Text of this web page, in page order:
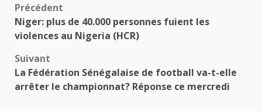
Navigation
d’article
Précédent
Niger: plus de 40.000 personnes fuient les
violences au Nigeria (HCR)
Suivant
La Fédération Sénégalaise de football va-t-elle
arrêter le championnat? Réponse ce mercredi